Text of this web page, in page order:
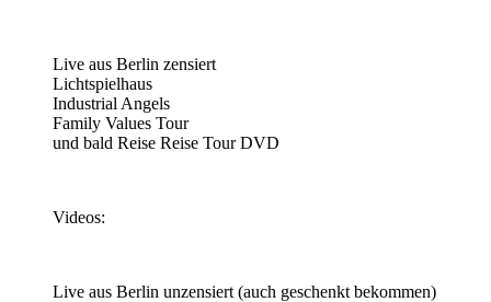
Live aus Berlin zensiert
Lichtspielhaus
Industrial Angels
Family Values Tour
und bald Reise Reise Tour DVD
Videos:
Live aus Berlin unzensiert (auch geschenkt bekommen)